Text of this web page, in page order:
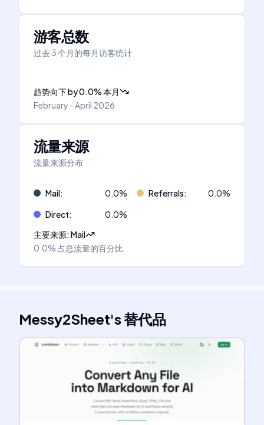
游客总数
过去 3 个月的每月访客统计
趋势向下by0.0%本月
February - April 2026
流量来源
流量来源分布
Mail: 0.0% Referrals: 0.0%
Direct: 0.0%
主要来源:Mail
0.0%占总流量的百分比
Messy2Sheet's替代品